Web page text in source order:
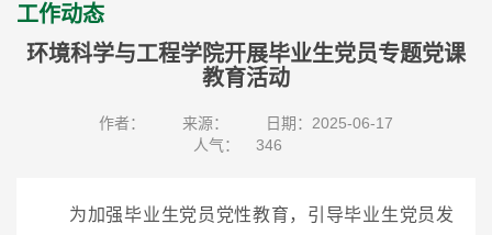
工作动态
环境科学与工程学院开展毕业生党员专题党课
教育活动
作者： 来源：
日期：2025-06-17
人气：
346
为加强毕业生党员党性教育，引导毕业生党员发